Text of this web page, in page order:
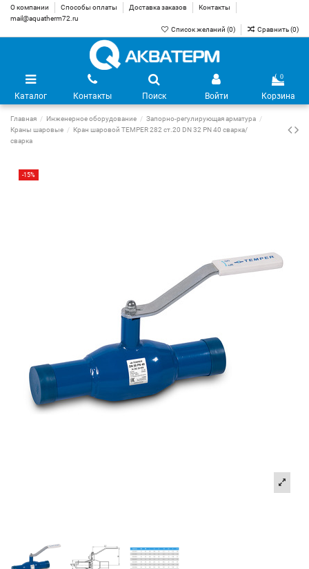
О компании Способы оплаты Доставка заказов
Контакты
mail@aquatherm72.ru
Список желаний (0) Сравнить (0)
Каталог Контакты Поиск Войти
0
Корзина
Главная Инженерное оборудование
Запорно-регулирующая арматура
Краны шаровые
Кран шаровой TEMPER 282 ст.20 DN 32 PN 40 сварка/
сварка
-15%